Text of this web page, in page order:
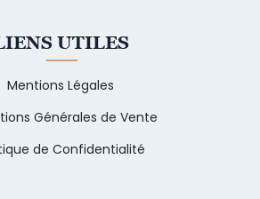
UTILES
Mentions Légales
Générales de Vente
de Confidentialité